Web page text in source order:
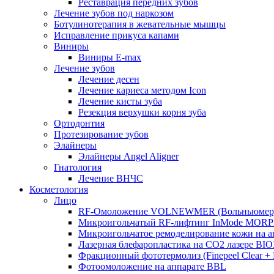
Реставрация передних зубов
Лечение зубов под наркозом
Ботулинотерапия в жевательные мышцы
Исправление прикуса капами
Виниры
Виниры E-max
Лечение зубов
Лечение десен
Лечение кариеса методом Icon
Лечение кисты зуба
Резекция верхушки корня зуба
Ортодонтия
Протезирование зубов
Элайнеры
Элайнеры Angel Aligner
Гнатология
Лечение ВНЧС
Косметология
Лицо
RF-Омоложение VOLNEWMER
Микроигольчатый RF-лифтинг InMode
Микроигольчатое ремоделирование кожи на
Лазерная блефаропластика на CO2 лазере
Фракционный фототермолиз (Finepeel Clear +
Фотоомоложение на аппарате BBL